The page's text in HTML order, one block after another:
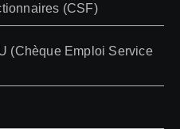
(CSF)
(Chèque Emploi Service